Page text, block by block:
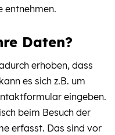
entnehmen.
Daten?
erhoben, dass
es sich z.B. um
eingeben.
beim Besuch der
erfasst. Das sind vor